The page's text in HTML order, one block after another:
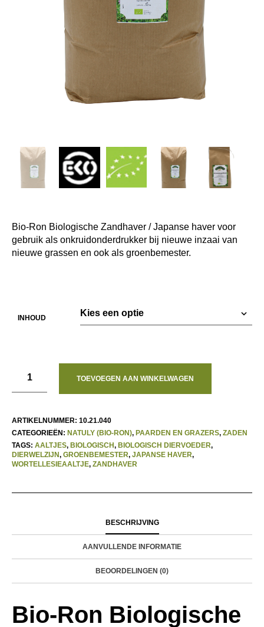
Bio-Ron Biologische Zandhaver / Japanse haver voor
gebruik als onkruidonderdrukker bij nieuwe inzaai van
nieuwe grassen en ook als groenbemester.
INHOUD
TOEVOEGEN AAN WINKELWAGEN
ARTIKELNUMMER: 10.21.040
CATEGORIEËN: NATULY (BIO-RON), PAARDEN EN GRAZERS, ZADEN
TAGS: AALTJES, BIOLOGISCH, BIOLOGISCH DIERVOEDER,
DIERWELZIJN, GROENBEMESTER, JAPANSE HAVER,
WORTELLESIEAALTJE, ZANDHAVER
BESCHRIJVING
AANVULLENDE INFORMATIE
BEOORDELINGEN (0)
Bio-Ron Biologische